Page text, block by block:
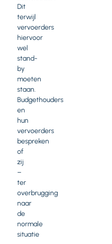
Dit
terwijl
vervoerders
hiervoor
wel
stand-
by
moeten
staan.
Budgethouders
en
hun
vervoerders
bespreken
of
zij
–
ter
overbrugging
naar
de
normale
situatie